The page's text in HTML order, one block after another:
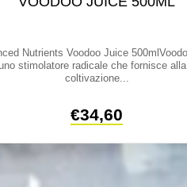
Nutrients Voodoo Juice
stimolatore radicale che fornisce
coltivazione...
€34,60